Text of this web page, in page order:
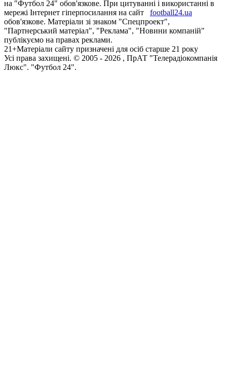
на "Футбол 24" обов'язкове. При цитуванні і використанні в
мережі Інтернет гіперпосилання на сайт
football24.ua
обов'язкове. Матеріали зі знаком "Спецпроект",
"Партнерський матеріал", "Реклама", "Новини компаній"
публікуємо на правах реклами.
21+Матеріали сайту призначені для осіб старше 21 року
Усi права захищенi. © 2005 - 2026 , ПрАТ "Телерадіокомпанія
Люкс". "Футбол 24".